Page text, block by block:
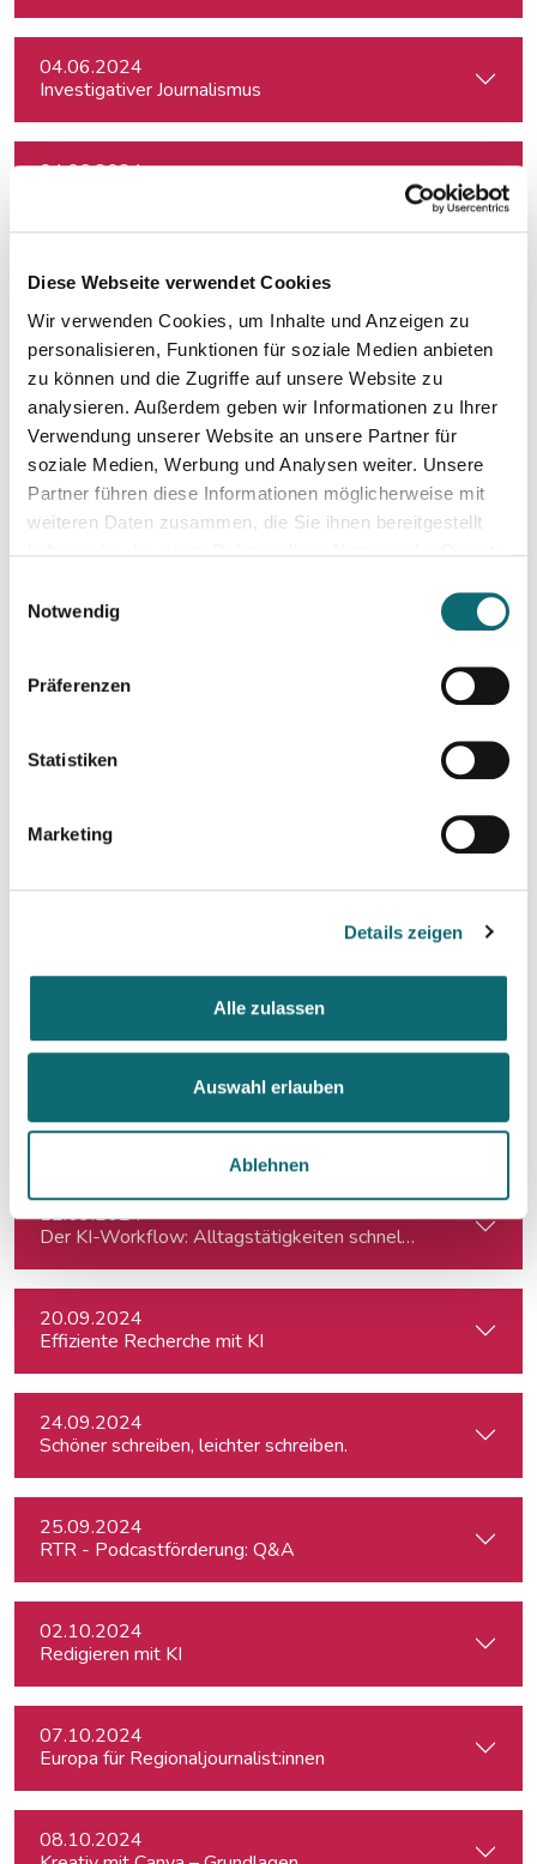
Diese Webseite verwendet Cookies
Wir verwenden Cookies, um Inhalte und Anzeigen zu
personalisieren, Funktionen für soziale Medien anbieten
zu können und die Zugriffe auf unsere Website zu
analysieren. Außerdem geben wir Informationen zu Ihrer
Verwendung unserer Website an unsere Partner für
soziale Medien, Werbung und Analysen weiter. Unsere
Partner führen diese Informationen möglicherweise mit
weiteren Daten zusammen, die Sie ihnen bereitgestellt
Notwendig
Präferenzen
Statistiken
Marketing
Details zeigen
Alle zulassen
Auswahl erlauben
Ablehnen
04.06.2024
Investigativer Journalismus
04.06.2024
06.06.2024
11.06.2024
Konstruktiver Klimajournalismus – so geht's!
18.06.2024
Von der Idee zum Buch
Klimajournalismus-Summerschool in Bad Aussee
24.06.2024
Notion – das coole Tool für Recherche, Organisation &
fjum_Outdoor: Smartphone Videowalk
Spontanes Angebot: Meisterklasse Erzähljournalismus –
12.09.2024
Der KI-Workflow: Alltagstätigkeiten schneller und
20.09.2024
Effiziente Recherche mit KI
24.09.2024
Schöner schreiben, leichter schreiben.
25.09.2024
RTR - Podcastförderung: Q&A
02.10.2024
Redigieren mit KI
07.10.2024
Europa für Regionaljournalist:innen
08.10.2024